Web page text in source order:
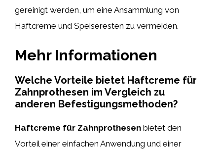
gereinigt werden, um eine Ansammlung von
Haftcreme und Speiseresten zu vermeiden.
Mehr Informationen
Welche Vorteile bietet Haftcreme für
Zahnprothesen im Vergleich zu
anderen Befestigungsmethoden?
Haftcreme für Zahnprothesen bietet den
Vorteil einer einfachen Anwendung und einer